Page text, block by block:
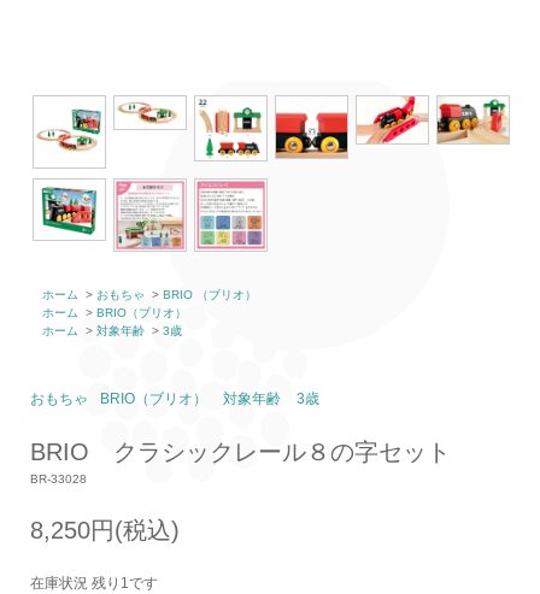
ホーム > おもちゃ > BRIO （ブリオ）
ホーム
> BRIO（ブリオ）
ホーム
> 対象年齢 > 3歳
おもちゃ BRIO（ブリオ） 対象年齢 3歳
BRIO クラシックレール８の字セット
BR-33028
8,250円(税込)
在庫状況 残り1です